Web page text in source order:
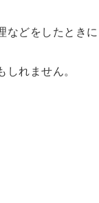
などをしたときに
しれません。